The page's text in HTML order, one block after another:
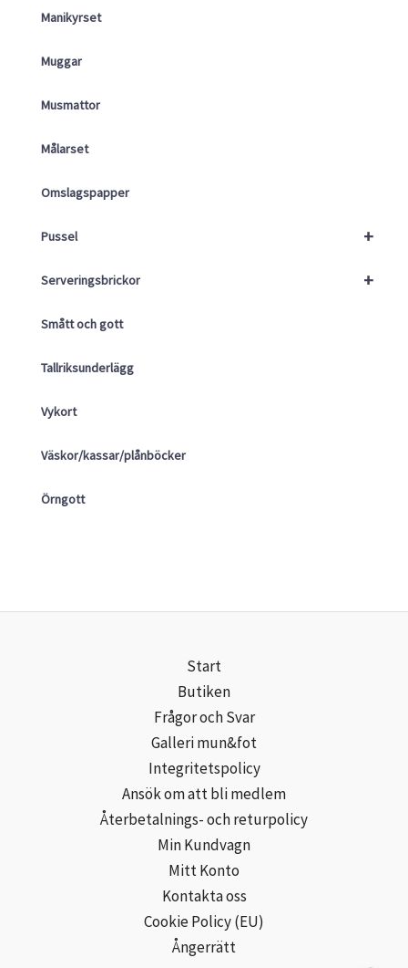
Manikyrset
Muggar
Musmattor
Målarset
Omslagspapper
+
Pussel
+
Serveringsbrickor
Smått och gott
Tallriksunderlägg
Vykort
Väskor/kassar/plånböcker
Örngott
Start
Butiken
Frågor och Svar
Galleri mun&fot
Integritetspolicy
Ansök om att bli medlem
Återbetalnings- och returpolicy
Min Kundvagn
Mitt Konto
Kontakta oss
Cookie Policy (EU)
Ångerrätt